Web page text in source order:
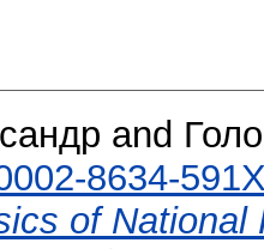
and
8634-
of